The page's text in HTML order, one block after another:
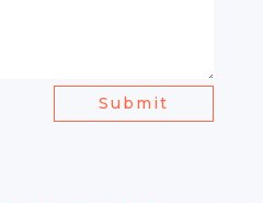
Submit